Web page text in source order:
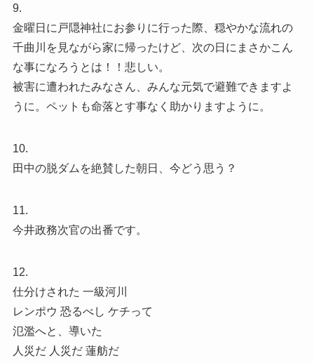
9.
金曜日に戸隠神社にお参りに行った際、穏やかな流れの
千曲川を見ながら家に帰ったけど、次の日にまさかこん
な事になろうとは！！悲しい。
被害に遭われたみなさん、みんな元気で避難できますよ
うに。ペットも命落とす事なく助かりますように。
10.
田中の脱ダムを絶賛した朝日、今どう思う？
11.
今井政務次官の出番です。
12.
仕分けされた 一級河川
レンポウ 恐るべし ケチって
氾濫へと、導いた
人災だ 人災だ 蓮舫だ